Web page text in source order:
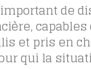
de
et pris en
qui la